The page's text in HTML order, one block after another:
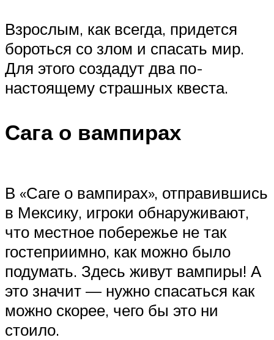
Взрослым, как всегда, придется
бороться со злом и спасать мир.
Для этого создадут два по-
настоящему страшных квеста.
Сага о вампирах
В «Саге о вампирах», отправившись
в Мексику, игроки обнаруживают,
что местное побережье не так
гостеприимно, как можно было
подумать. Здесь живут вампиры! А
это значит — нужно спасаться как
можно скорее, чего бы это ни
стоило.